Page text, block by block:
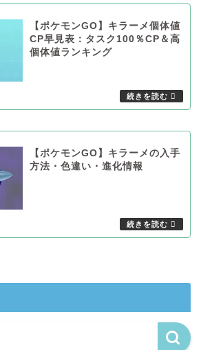
【ポケモンGO】キラーメ個体値
CP早見表：タスク100％CP＆高
個体値ランキング
【ポケモンGO】キラーメの入手
方法・色違い・進化情報